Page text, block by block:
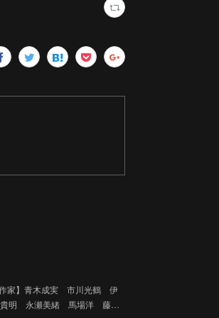
作家】青木成実 市川光鶴 伊
明 永瀬美緒 馬場洋 藤…